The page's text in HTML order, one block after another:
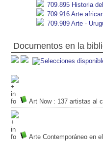
709.895 Historia
709.916 Arte
709.989 Arte -
Documentos en la
Art Now: 137 artistas al
Arte Contemporáneo en